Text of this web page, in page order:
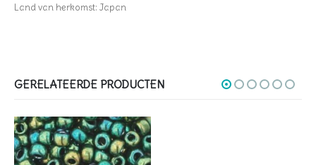
Land van herkomst: Japan
GERELATEERDE PRODUCTEN